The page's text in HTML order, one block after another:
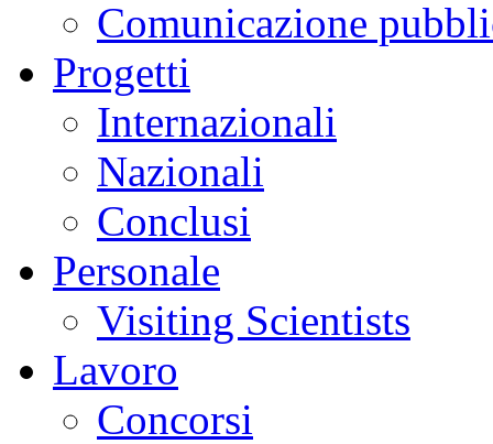
Comunicazione
Progetti
Internazionali
Nazionali
Conclusi
Personale
Visiting Scientists
Lavoro
Concorsi